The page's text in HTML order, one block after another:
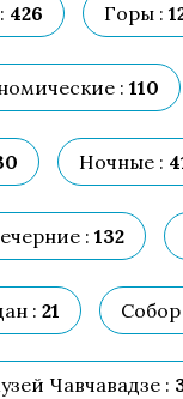
426 Горы :
: 110
Ночные :
: 132
: 21
Чавчавадзе :